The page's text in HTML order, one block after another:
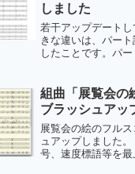
しました
若干アップデート
きな違いは、パー
したことです。パー
にした。冒頭のメ
ン1,3に交替で休み
レーズ用破線スラ
組曲「展覧会の
ブラッシュアッ
展覧会の絵のフル
ュアップしました
号、速度標語等を
するようにしまし